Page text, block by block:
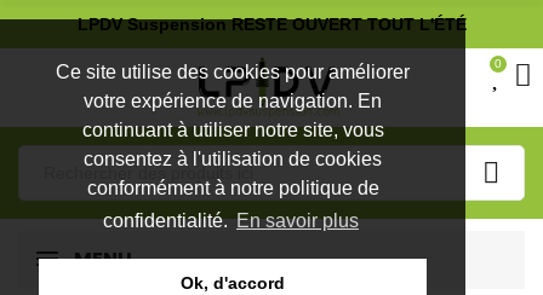
Ce site utilise des cookies pour améliorer
votre expérience de navigation. En
continuant à utiliser notre site, vous
consentez à l'utilisation de cookies
conformément à notre politique de
confidentialité.En savoir plus
Ok, d'accord
LPDV Suspension RESTE OUVERT TOUT L'ÉTÉ
0
MENU